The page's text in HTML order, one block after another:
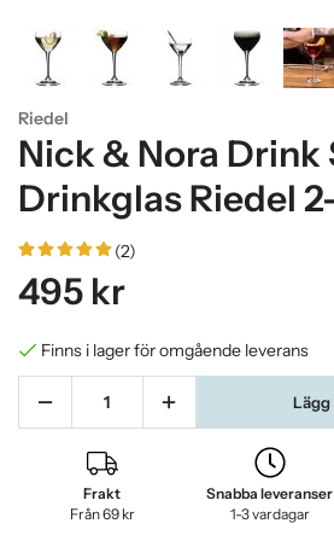
Riedel
Nick & Nora Drink
Drinkglas Riedel
(2)
495 kr
Finns i lager för omgående leverans
Lägg
Frakt
Från 69 kr
Snabba leveranser
1-3 vardagar